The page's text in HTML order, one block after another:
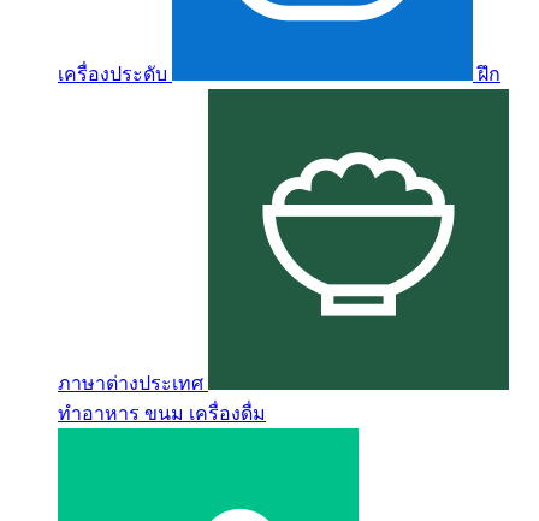
เครื่องประดับ ฝึก
ภาษาต่างประเทศ
ทำอาหาร ขนม เครื่องดื่ม